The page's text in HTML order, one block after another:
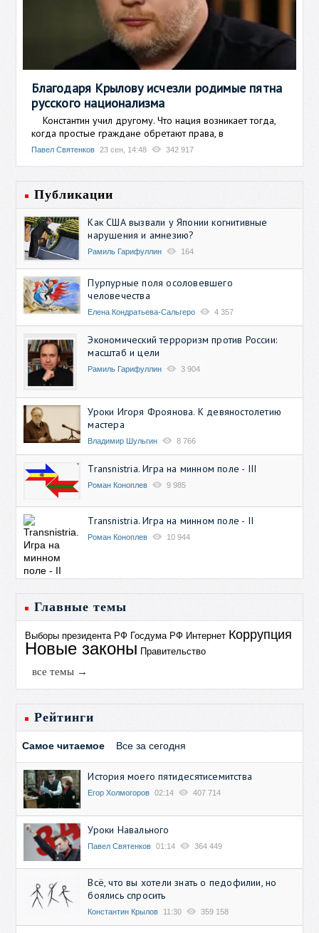
Благодаря Крылову исчезли родимые пятна
русского национализма
Константин учил другому. Что нация возникает тогда,
когда простые граждане обретают права, в
Павел Святенков 23 сен, 14:48 342 917
Публикации
Как США вызвали у Японии когнитивные
нарушения и амнезию?
Рамиль Гарифуллин 164
Пурпурные поля осоловевшего
человечества
Елена Кондратьева-Сальгеро 4 357
Экономический терроризм против России:
масштаб и цели
Рамиль Гарифуллин 3 904
Уроки Игоря Фроянова. К девяностолетию
мастера
Владимир Шульгин 8 766
Transnistria. Игра на минном поле - III
Роман Коноплев 9 985
Transnistria. Игра на минном поле - II
Роман Коноплев 10 944
Главные темы
Выборы президента РФ Госдума РФ Интернет Коррупция
Новые законы Правительство
все темы →
Рейтинги
Самое читаемое Все за сегодня
История моего пятидесятисемитства
Егор Холмогоров 02:14 407 714
Уроки Навального
Павел Святенков 01:14 364 449
Всё, что вы хотели знать о педофилии, но
боялись спросить
Константин Крылов 11:30 359 158